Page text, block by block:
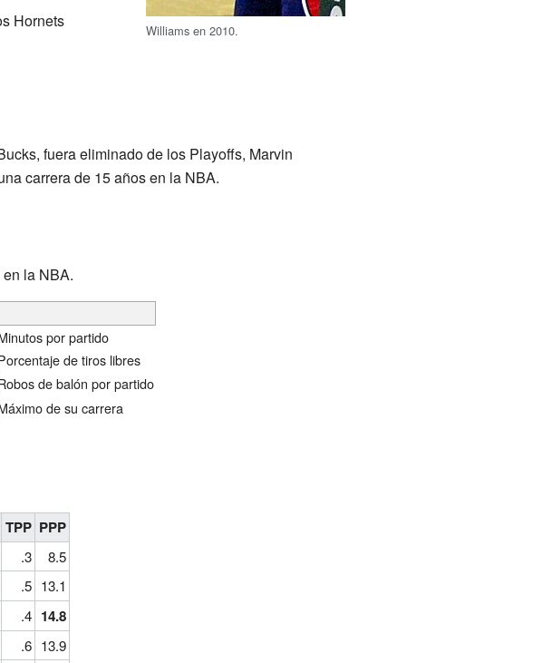
Williams en 2010.
Hornets
fuera eliminado de los Playoffs, Marvin
carrera de 15 años en la NBA.
la NBA.
por partido
de tiros libres
de balón por partido
de su carrera
TPP PPP
.3
8.5
.5 13.1
.4 14.8
.6 13.9